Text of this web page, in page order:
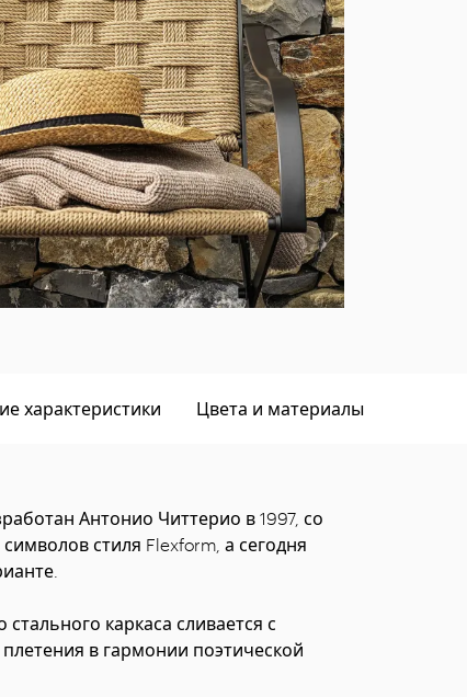
характеристики Цвета и материалы
Антонио Читтерио в 1997, со
стиля Flexform, а сегодня
каркаса сливается с
в гармонии поэтической